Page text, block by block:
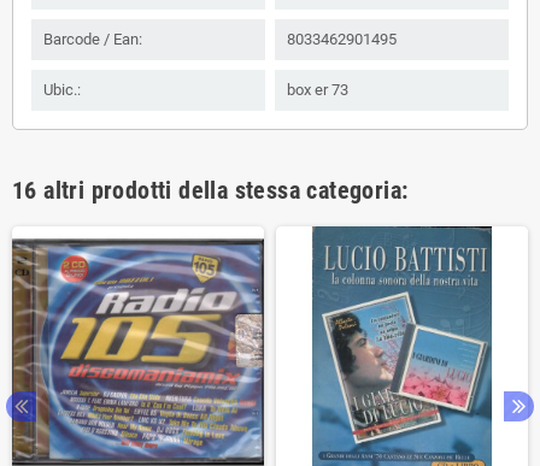
Barcode / Ean: 8033462901495
Ubic.: box er 73
16 altri prodotti della stessa categoria: